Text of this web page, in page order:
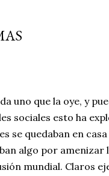
uno que la oye, y
sociales esto ha
se quedaban en
algo por amenizar
mundial. Claros